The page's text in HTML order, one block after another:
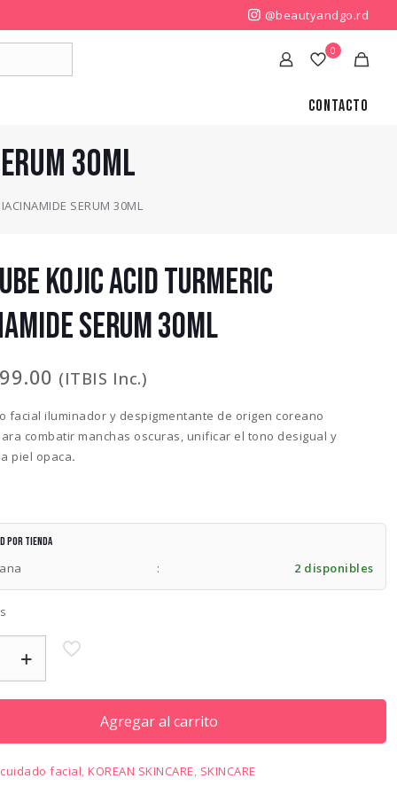
@beautyandgo.rd
0
Contacto
30ML
SERUM 30ML
KOJIC ACID TURMERIC
SERUM 30ML
(ITBIS Inc.)
facial iluminador y despigmentante de origen coreano
combatir manchas oscuras, unificar el tono desigual y
piel opaca.
por tienda
: 2 disponibles
Agregar al carrito
cuidado facial,KOREAN SKINCARE, SKINCARE